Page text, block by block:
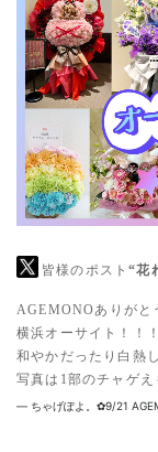
皆様のポスト“花
AGEMONOありがと
横浜オーサイト！！！
和やかだったり白熱
写真は1部のチャゲ
— ちゃげぽよ。✿9/21